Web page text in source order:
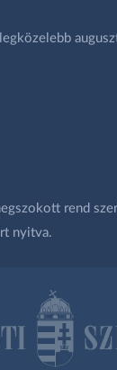
rend
nyitva.